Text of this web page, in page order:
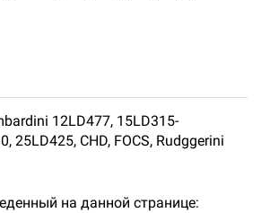
12LD477, 15LD315-
25LD425, CHD, FOCS, Rudggerini
на данной странице: